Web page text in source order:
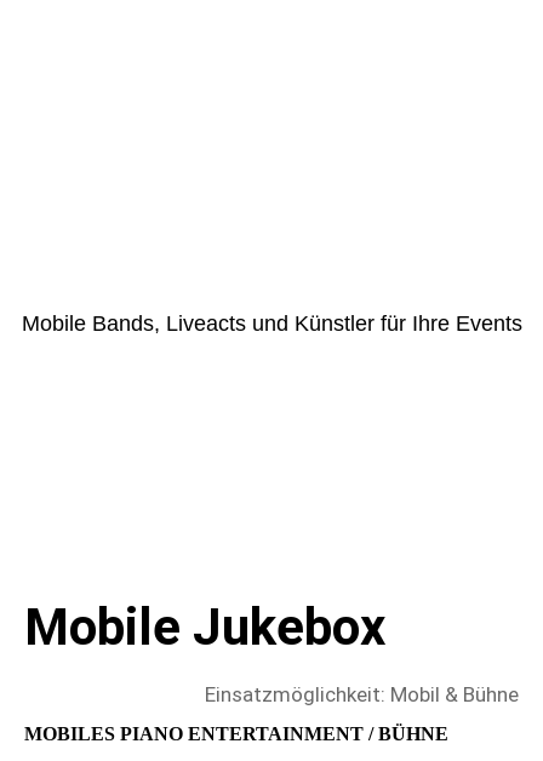
Mobile Bands, Liveacts und Künstler für Ihre Events
Mobile Jukebox
Einsatzmöglichkeit: Mobil & Bühne
MOBILES PIANO ENTERTAINMENT / BÜHNE